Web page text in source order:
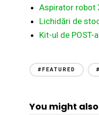
Aspirator robot
Lichidări de
Kit-ul de POST-
#FEATURED
You might